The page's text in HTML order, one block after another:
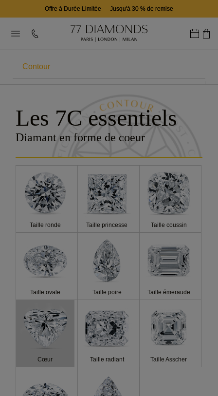
Offre à Durée Limitée — Jusqu'à 30 % de remise
Carats
Couleur
Pureté
Taille
Certification
Contour
Fluorescence
Les 7C essentiels
Diamant en forme de coeur
Taille ronde Taille princesse Taille coussin
Taille ovale Taille poire Taille émeraude
Cœur Taille radiant Taille Asscher